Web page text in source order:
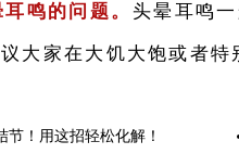
鸣的问题。 头晕耳鸣
大家在大饥大饱或者特
！用这招轻松化解！